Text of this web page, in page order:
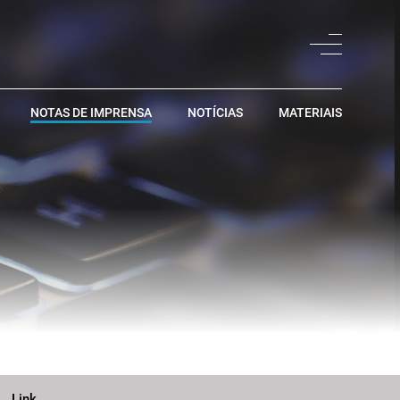
NOTAS DE IMPRENSA NOTÍCIAS MATERIAIS